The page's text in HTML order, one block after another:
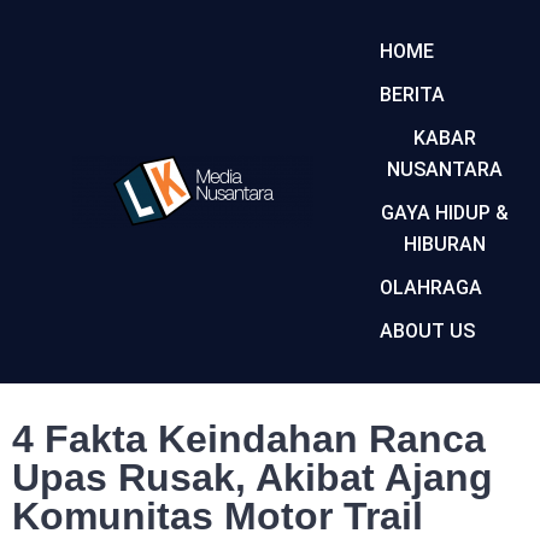
HOME
BERITA
KABAR
NUSANTARA
GAYA HIDUP &
HIBURAN
OLAHRAGA
ABOUT US
4 Fakta Keindahan Ranca
Upas Rusak, Akibat Ajang
Komunitas Motor Trail